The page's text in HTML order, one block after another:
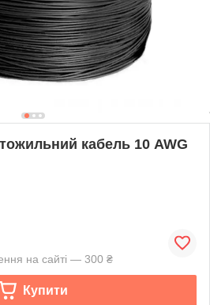
кабель 10 AWG
на сайті — 300 ₴
Купити